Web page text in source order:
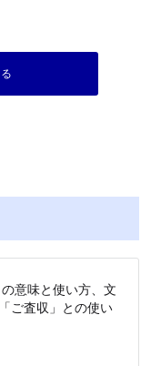
の意味と使い方、文
ご査収」との使い